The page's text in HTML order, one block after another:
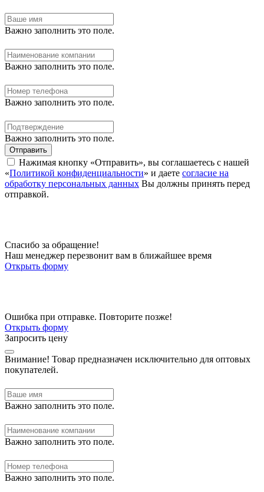
Важно заполнить это поле.
Важно заполнить это поле.
Важно заполнить это поле.
Важно заполнить это поле.
Отправить
Нажимая кнопку «Отправить», вы соглашаетесь с нашей
«Политикой конфиденциальности» и даете согласие на
обработку персональных данных Вы должны принять перед
отправкой.
Спасибо за обращение!
Наш менеджер перезвонит вам в ближайшее время
Открыть форму
Ошибка при отправке. Повторите позже!
Открыть форму
Запросить цену
Внимание! Товар предназначен исключительно для оптовых
покупателей.
Важно заполнить это поле.
Важно заполнить это поле.
Важно заполнить это поле.